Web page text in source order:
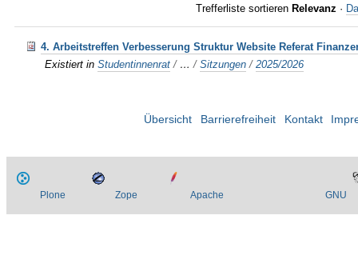
Trefferliste sortieren Relevanz ·
4. Arbeitstreffen Verbesserung Struktur Website Referat
Existiert in Studentinnenrat / …/Sitzungen /2025/2026
Übersicht Barrierefreiheit Kontakt
Plone Zope Apache GNU